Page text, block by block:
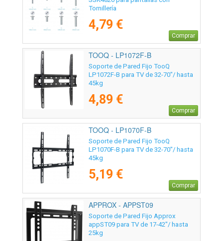
Tornillería
4,79 €
Comprar
TOOQ - LP1072F-B
Soporte de Pared Fijo TooQ
LP1072F-B para TV de 32-70"/ hasta
45kg
4,89 €
Comprar
TOOQ - LP1070F-B
Soporte de Pared Fijo TooQ
LP1070F-B para TV de 32-70"/ hasta
45kg
5,19 €
Comprar
APPROX - APPST09
Soporte de Pared Fijo Approx
appST09 para TV de 17-42"/ hasta
25kg